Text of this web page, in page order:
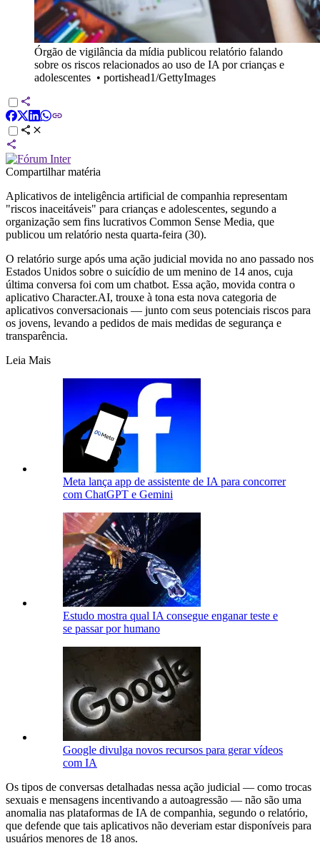
Órgão de vigilância da mídia publicou relatório falando
sobre os riscos relacionados ao uso de IA por crianças e
adolescentes • portishead1/GettyImages
Compartilhar matéria
Aplicativos de inteligência artificial de companhia representam
"riscos inaceitáveis" para crianças e adolescentes, segundo a
organização sem fins lucrativos Common Sense Media, que
publicou um relatório nesta quarta-feira (30).
O relatório surge após uma ação judicial movida no ano passado nos
Estados Unidos sobre o suicídio de um menino de 14 anos, cuja
última conversa foi com um chatbot. Essa ação, movida contra o
aplicativo Character.AI, trouxe à tona esta nova categoria de
aplicativos conversacionais — junto com seus potenciais riscos para
os jovens, levando a pedidos de mais medidas de segurança e
transparência.
Leia Mais
Meta lança app de assistente de IA para concorrer
com ChatGPT e Gemini
Estudo mostra qual IA consegue enganar teste e
se passar por humano
Google divulga novos recursos para gerar vídeos
com IA
Os tipos de conversas detalhadas nessa ação judicial — como trocas
sexuais e mensagens incentivando a autoagressão — não são uma
anomalia nas plataformas de IA de companhia, segundo o relatório,
que defende que tais aplicativos não deveriam estar disponíveis para
usuários menores de 18 anos.